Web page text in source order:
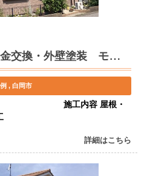
埼玉県白岡市 屋根板金交換・外壁塗装 モカ系 N様邸
白岡市
工内容 屋根・
詳細はこちら